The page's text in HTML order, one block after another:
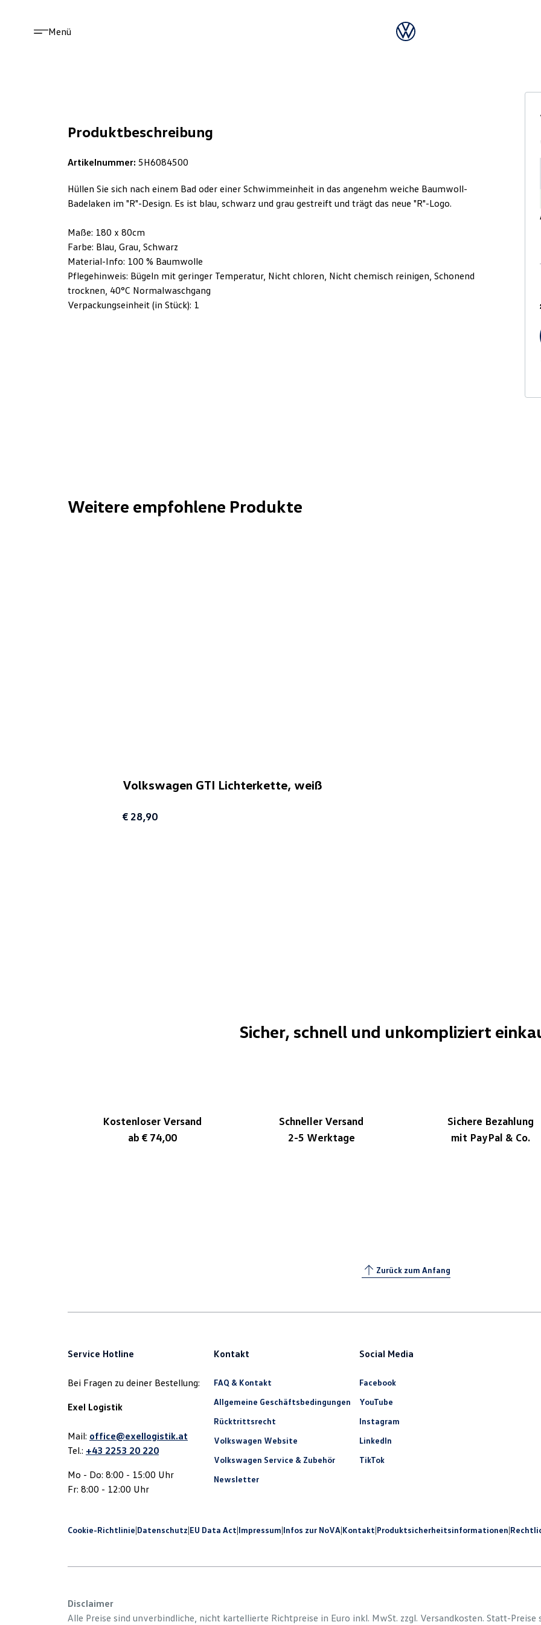
Menü
Produktbeschreibung
Artikelnummer: 5H6084500
Hüllen Sie sich nach einem Bad oder einer Schwimmeinheit in das angenehm weiche Baumwoll-
Badelaken im "R"-Design. Es ist blau, schwarz und grau gestreift und trägt das neue "R"-Logo.
Maße: 180 x 80cm
Farbe: Blau, Grau, Schwarz
Material-Info: 100 % Baumwolle
Pflegehinweis: Bügeln mit geringer Temperatur, Nicht chloren, Nicht chemisch reinigen, Schonend
trocknen, 40°C Normalwaschgang
Verpackungseinheit (in Stück): 1
Weitere empfohlene Produkte
Volkswagen GTI Lichterkette, weiß
€ 28,90
Sicher, schnell und unkompliziert
Kostenloser Versand
ab € 74,00
Schneller Versand
2-5 Werktage
Sichere Bezahlung
mit PayPal & Co.
Zurück zum Anfang
Service Hotline
Bei Fragen zu deiner Bestellung:
Exel Logistik
Mail: office@exellogistik.at
Tel.: +43 2253 20 220
Mo - Do: 8:00 - 15:00 Uhr
Fr: 8:00 - 12:00 Uhr
Kontakt
FAQ & Kontakt
Allgemeine Geschäftsbedingungen
Rücktrittsrecht
Volkswagen Website
Volkswagen Service & Zubehör
Newsletter
Social Media
Facebook
YouTube
Instagram
LinkedIn
TikTok
Cookie-Richtlinie|Datenschutz|EU Data Act|Impressum|Infos zur NoVA|Kontakt|Produkt­sicherheits­informationen|
Disclaimer
Alle Preise sind unverbindliche, nicht kartellierte Richtpreise in Euro inkl. MwSt. zzgl. Versandkosten. Statt-